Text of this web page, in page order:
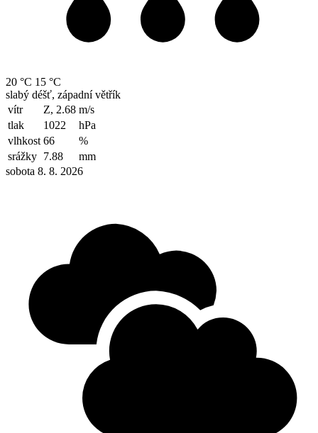
20 °C 15 °C
slabý déšť, západní větřík
vítr
Z, 2.68 m/s
tlak
1022
hPa
vlhkost 66
%
srážky 7.88
mm
sobota 8. 8. 2026